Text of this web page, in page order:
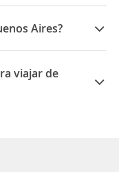
Aires son:
Aires?
y Buenos
viajar de